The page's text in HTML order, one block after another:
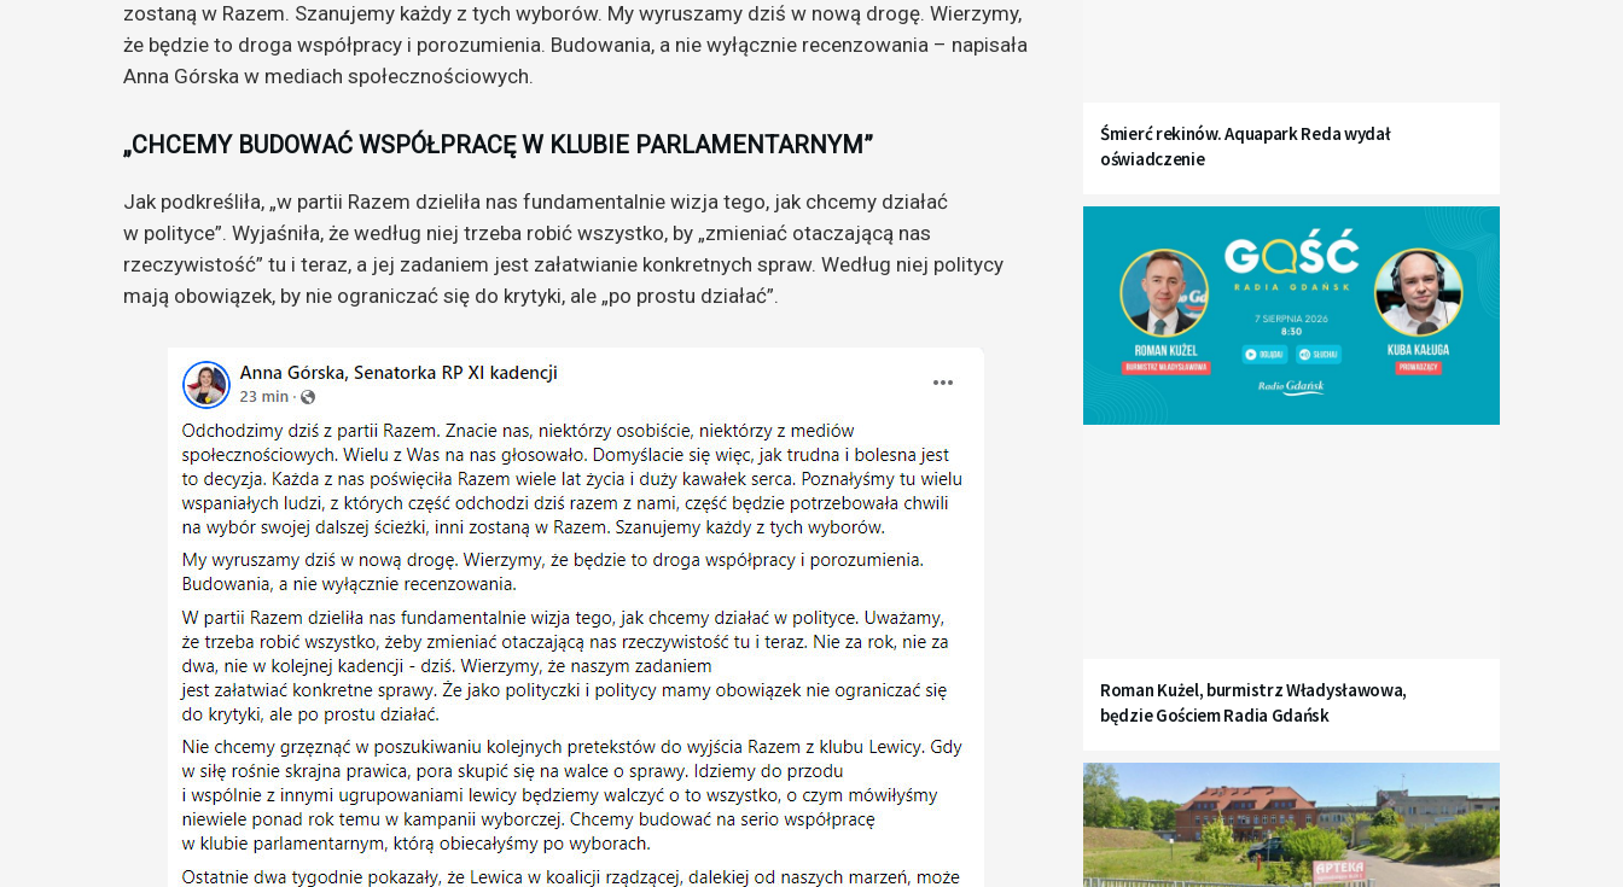
zostaną w Razem. Szanujemy każdy z tych wyborów. My wyruszamy dziś w nową drogę. Wierzymy,
że będzie to droga współpracy i porozumienia. Budowania, a nie wyłącznie recenzowania – napisała
Anna Górska w mediach społecznościowych.
„CHCEMY BUDOWAĆ WSPÓŁPRACĘ W KLUBIE PARLAMENTARNYM”
Jak podkreśliła, „w partii Razem dzieliła nas fundamentalnie wizja tego, jak chcemy działać
w polityce”. Wyjaśniła, że według niej trzeba robić wszystko, by „zmieniać otaczającą nas
rzeczywistość” tu i teraz, a jej zadaniem jest załatwianie konkretnych spraw. Według niej politycy
mają obowiązek, by nie ograniczać się do krytyki, ale „po prostu działać”.
Śmierć rekinów. Aquapark Reda wydał
oświadczenie
Roman Kużel, burmistrz Władysławowa,
będzie Gościem Radia Gdańsk